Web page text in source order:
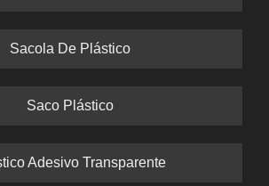
Sacola De Plástico
Saco Plástico
Adesivo Transparente